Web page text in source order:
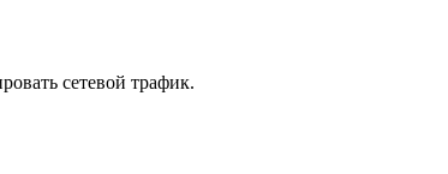
сетевой трафик.